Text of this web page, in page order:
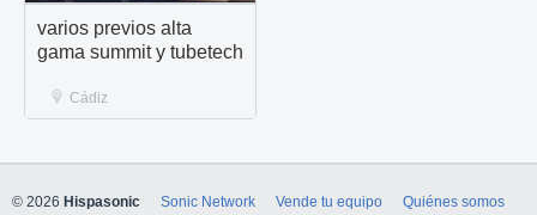
varios previos alta
gama summit y tubetech
Cádiz
© 2026 Hispasonic Sonic Network Vende tu equipo Quiénes somos